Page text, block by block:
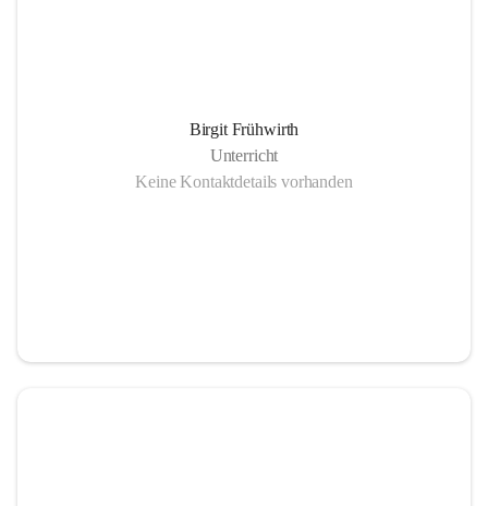
Birgit Frühwirth
Unterricht
Keine Kontaktdetails vorhanden